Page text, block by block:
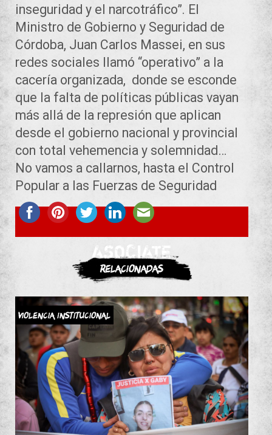
inseguridad y el narcotráfico”. El
Ministro de Gobierno y Seguridad de
Córdoba, Juan Carlos Massei, en sus
redes sociales llamó “operativo” a la
cacería organizada, donde se esconde
que la falta de políticas públicas vayan
más allá de la represión que aplican
desde el gobierno nacional y provincial
con total vehemencia y solemnidad…
No vamos a callarnos, hasta el Control
Popular a las Fuerzas de Seguridad
ASOCIATE
Relacionadas
Violencia Institucional